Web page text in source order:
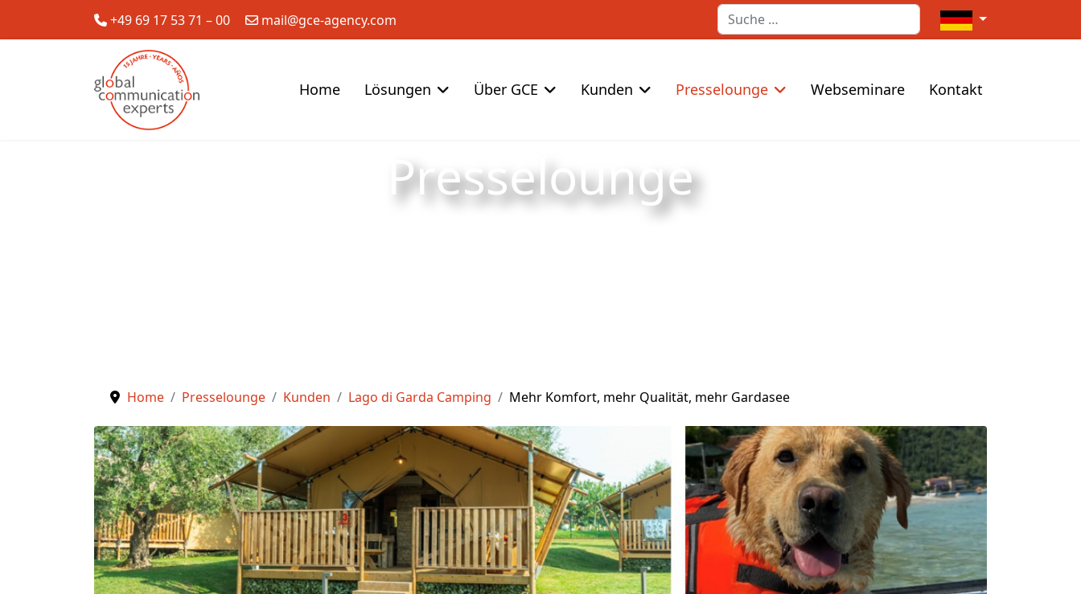
+49 69 17 53 71 – 00 mail@gce-agency.com Suchen Sprache auswählen
Home Lösungen Über GCE Kunden Presselounge Webseminare Kontakt
Presselounge
Home Presselounge Kunden Lago di Garda Camping Mehr Komfort, mehr Qualität, mehr Gardasee